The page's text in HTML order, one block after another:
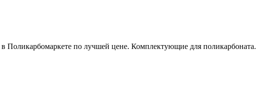
Поликарбомаркете по лучшей цене. Комплектующие для поликарбоната.